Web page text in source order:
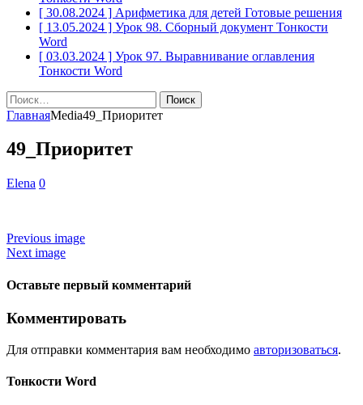
[ 30.08.2024 ] Арифметика для детей Готовые решения
[ 13.05.2024 ] Урок 98. Сборный документ Тонкости
Word
[ 03.03.2024 ] Урок 97. Выравнивание оглавления
Тонкости Word
Найти:
ГлавнаяMedia49_Приоритет
49_Приоритет
Elena 0
Previous image
Next image
Оставьте первый комментарий
Комментировать
Для отправки комментария вам необходимо авторизоваться.
Тонкости Word